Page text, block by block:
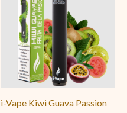
i-Vape Kiwi Guava Passion
Kiwi
Guava
Passion
Fruit
cantidad